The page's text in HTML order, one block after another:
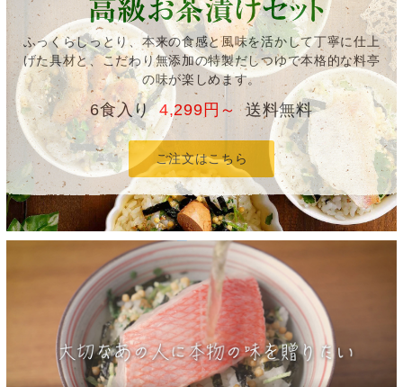
ふっくらしっとり、本来の食感と風味を活かして丁寧に仕上
げた具材と、こだわり無添加の特製だしつゆで本格的な料亭
の味が楽しめます。
6食入り 4,299円～ 送料無料
ご注文はこちら